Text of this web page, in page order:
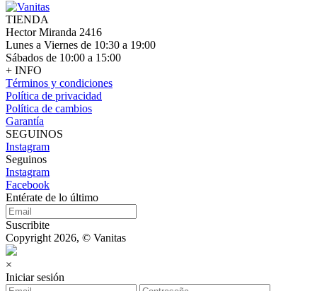
TIENDA
Hector Miranda 2416
Lunes a Viernes de 10:30 a 19:00
Sábados de 10:00 a 15:00
+ INFO
Términos y condiciones
Política de privacidad
Política de cambios
Garantía
SEGUINOS
Instagram
Seguinos
Instagram
Facebook
Entérate de lo último
Suscribite
Copyright 2026, © Vanitas
×
Iniciar sesión